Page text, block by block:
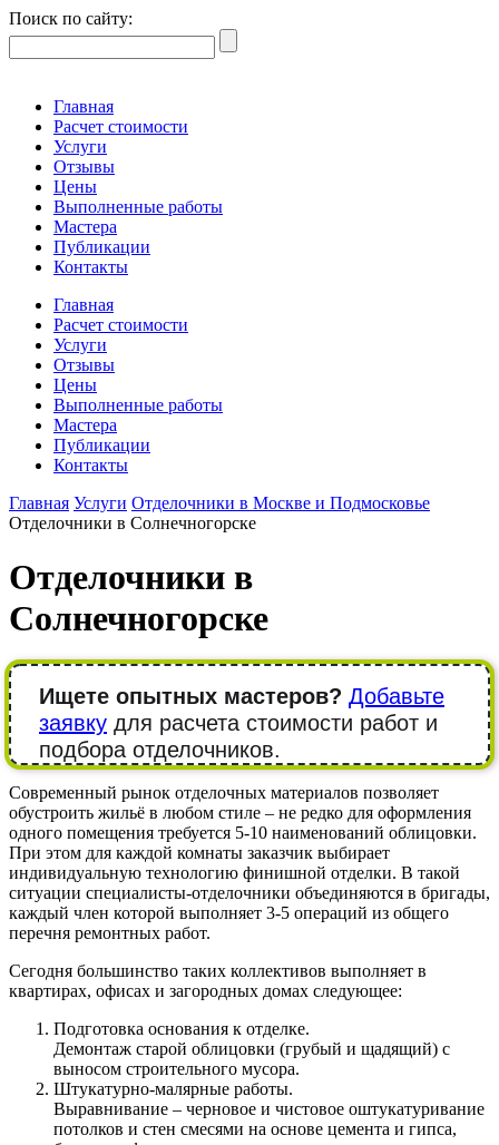
Поиск по сайту:
Главная
Расчет стоимости
Услуги
Отзывы
Цены
Выполненные работы
Мастера
Публикации
Контакты
Главная
Расчет стоимости
Услуги
Отзывы
Цены
Выполненные работы
Мастера
Публикации
Контакты
Главная Услуги Отделочники в Москве и Подмосковье
Отделочники в Солнечногорске
Отделочники в
Солнечногорске
Ищете опытных мастеров? Добавьте
заявку для расчета стоимости работ и
подбора отделочников.
Современный рынок отделочных материалов позволяет
обустроить жильё в любом стиле – не редко для оформления
одного помещения требуется 5-10 наименований облицовки.
При этом для каждой комнаты заказчик выбирает
индивидуальную технологию финишной отделки. В такой
ситуации специалисты-отделочники объединяются в бригады,
каждый член которой выполняет 3-5 операций из общего
перечня ремонтных работ.
Сегодня большинство таких коллективов выполняет в
квартирах, офисах и загородных домах следующее:
Подготовка основания к отделке.
Демонтаж старой облицовки (грубый и щадящий) с
выносом строительного мусора.
Штукатурно-малярные работы.
Выравнивание – черновое и чистовое оштукатуривание
потолков и стен смесями на основе цемента и гипса,